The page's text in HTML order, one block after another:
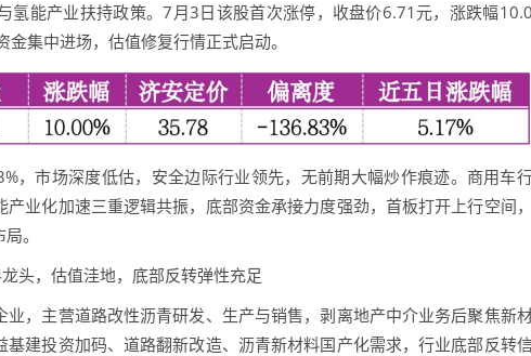
氢能产业扶持政策。7月3日该股首次涨停，收盘价6.71元，涨跌幅10.0
集中进场，估值修复行情正式启动。
市场深度低估，安全边际行业领先，无前期大幅炒作痕迹。商用车
业化加速三重逻辑共振，底部资金承接力度强劲，首板打开上行空间，
。
，估值洼地，底部反转弹性充足
，主营道路改性沥青研发、生产与销售，剥离地产中介业务后聚焦新
建投资加码、道路翻新改造、沥青新材料国产化需求，行业底部反转